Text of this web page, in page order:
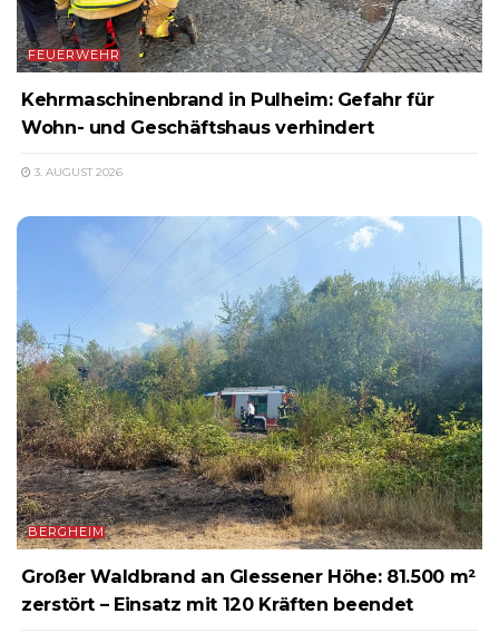
FEUERWEHR
Kehrmaschinenbrand in Pulheim: Gefahr für
Wohn- und Geschäftshaus verhindert
3. AUGUST 2026
BERGHEIM
Großer Waldbrand an Glessener Höhe: 81.500 m²
zerstört – Einsatz mit 120 Kräften beendet